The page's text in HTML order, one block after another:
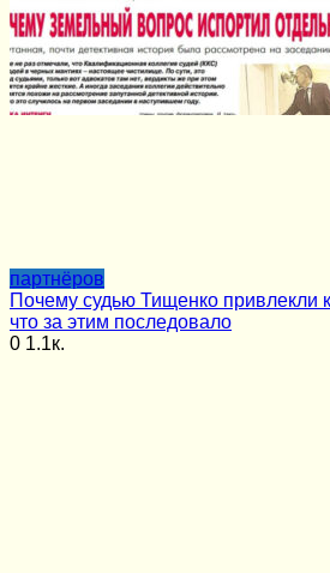
партнёров
Почему судью Тищенко привлекли
что за этим последовало
0 1.1к.